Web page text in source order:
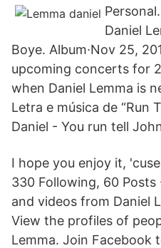
Daniel
Boye. Album∙Nov 25,
upcoming concerts for
when Daniel Lemma is
Letra e música de “Run
Daniel - You run tell
I hope you enjoy it,
330 Following, 60
and videos from Daniel
View the profiles of
Lemma. Join Facebook